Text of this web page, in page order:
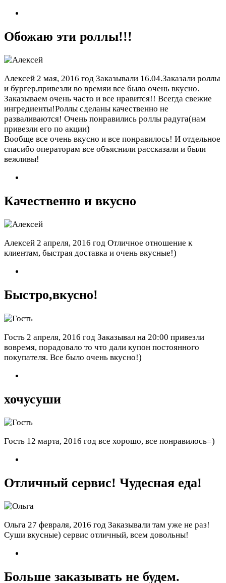
Обожаю эти роллы!!!
Алексей 2 мая, 2016 год Заказывали 16.04.Заказали роллы
и бургер,привезли во времяи все было очень вкусно.
Заказываем очень часто и все нравится!! Всегда свежие
ингредиенты!Роллы сделаны качественно не
разваливаются! Очень понравились роллы радуга(нам
привезли его по акции)
Вообще все очень вкусно и все понравилось! И отдельное
спасибо операторам все объяснили рассказали и были
вежливы!
Качественно и вкусно
Алексей 2 апреля, 2016 год Отличное отношение к
клиентам, быстрая доставка и очень вкусные!)
Быстро,вкусно!
Гость 2 апреля, 2016 год Заказывал на 20:00 привезли
вовремя, порадовало то что дали купон постоянного
покупателя. Все было очень вкусно!)
хочусуши
Гость 12 марта, 2016 год все хорошо, все понравилось=)
Отличный сервис! Чудесная еда!
Ольга 27 февраля, 2016 год Заказывали там уже не раз!
Суши вкусные) сервис отличный, всем довольны!
Больше заказывать не будем.